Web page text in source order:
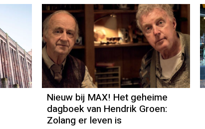
Nieuw bij MAX! Het geheime
dagboek van Hendrik Groen:
Zolang er leven is